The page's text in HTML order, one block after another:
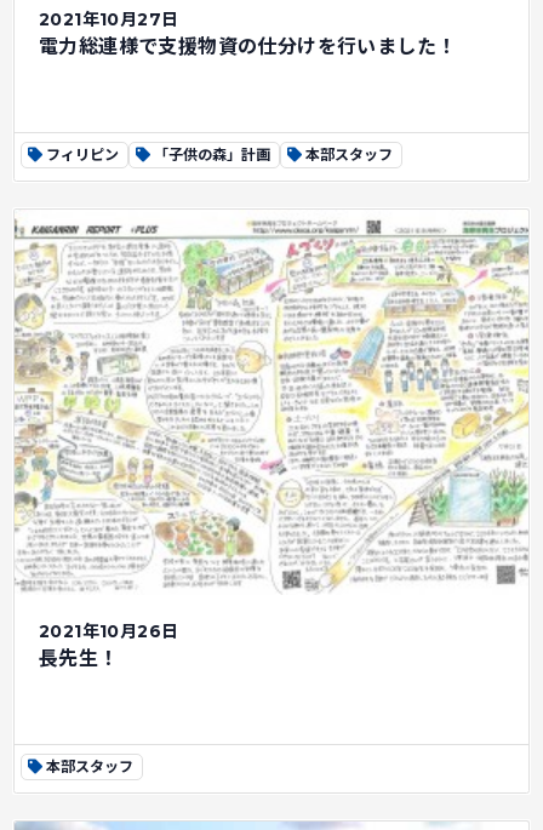
2021年10月27日
電力総連様で支援物資の仕分けを行いました！
フィリピン 「子供の森」計画 本部スタッフ
2021年10月26日
長先生！
本部スタッフ